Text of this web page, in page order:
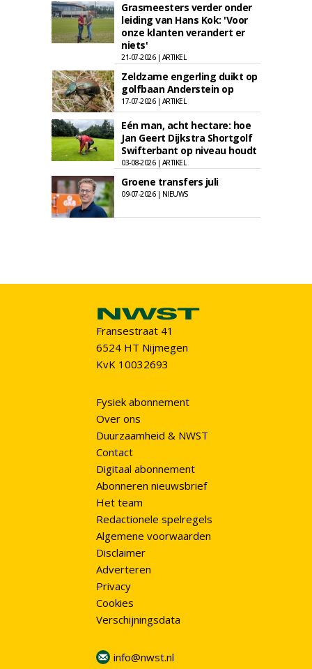
Grasmeesters verder onder
leiding van Hans Kok: 'Voor
onze klanten verandert er
niets'
21-07-2026 | ARTIKEL
Zeldzame engerling duikt op
golfbaan Anderstein op
17-07-2026 | ARTIKEL
Eén man, acht hectare: hoe
Jan Geert Dijkstra Shortgolf
Swifterbant op niveau houdt
03-08-2026 | ARTIKEL
Groene transfers juli
09-07-2026 | NIEUWS
Fransestraat 41
6524 HT Nijmegen
KvK 10032693
Fysiek abonnement
Over ons
Duurzaamheid & NWST
Contact
Digitaal abonnement
Abonneren nieuwsbrief
Het team
Redactionele spelregels
Algemene voorwaarden
Disclaimer
Adverteren
Privacy
Cookies
Verschijningsdata
info@nwst.nl